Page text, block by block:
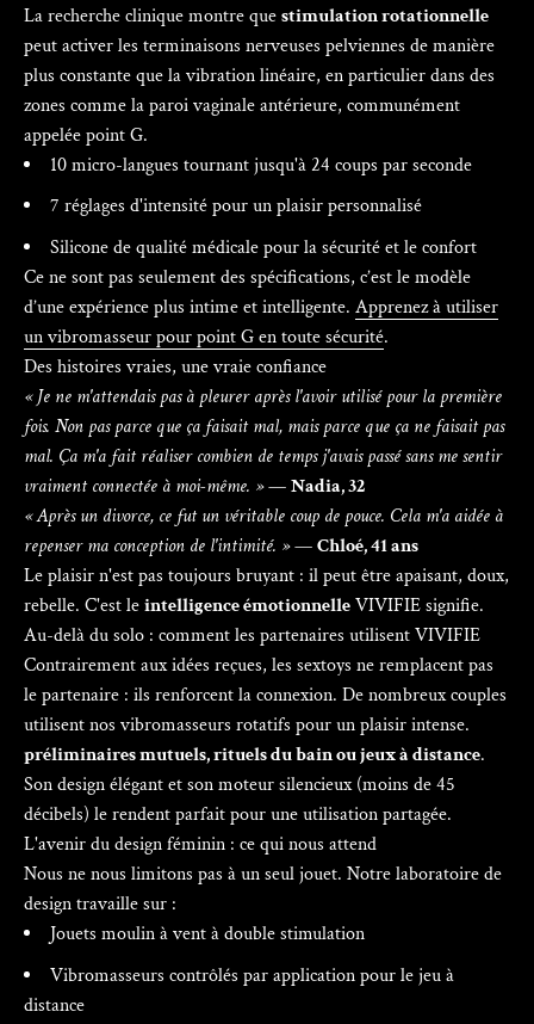
La recherche clinique montre questimulation rotationnelle
peut activer les terminaisons nerveuses pelviennes de manière
plus constante que la vibration linéaire, en particulier dans des
zones comme la paroi vaginale antérieure, communément
appelée point G.
10 micro-langues tournant jusqu'à 24 coups par seconde
7 réglages d'intensité pour un plaisir personnalisé
Silicone de qualité médicale pour la sécurité et le confort
Ce ne sont pas seulement des spécifications, c’est le modèle
d’une expérience plus intime et intelligente. Apprenez à utiliser
un vibromasseur pour point G en toute sécurité.
Des histoires vraies, une vraie confiance
« Je ne m'attendais pas à pleurer après l'avoir utilisé pour la première
fois. Non pas parce que ça faisait mal, mais parce que ça ne faisait pas
mal. Ça m'a fait réaliser combien de temps j'avais passé sans me sentir
vraiment connectée à moi-même. »—Nadia, 32
« Après un divorce, ce fut un véritable coup de pouce. Cela m'a aidée à
repenser ma conception de l'intimité. »—Chloé, 41 ans
Le plaisir n'est pas toujours bruyant : il peut être apaisant, doux,
rebelle. C'est leintelligence émotionnelleVIVIFIE signifie.
Au-delà du solo : comment les partenaires utilisent VIVIFIE
Contrairement aux idées reçues, les sextoys ne remplacent pas
le partenaire : ils renforcent la connexion. De nombreux couples
utilisent nos vibromasseurs rotatifs pour un plaisir intense.
préliminaires mutuels, rituels du bain ou jeux à distance.
Son design élégant et son moteur silencieux (moins de 45
décibels) le rendent parfait pour une utilisation partagée.
L'avenir du design féminin : ce qui nous attend
Nous ne nous limitons pas à un seul jouet. Notre laboratoire de
design travaille sur :
Jouets moulin à vent à double stimulation
Vibromasseurs contrôlés par application pour le jeu à
distance